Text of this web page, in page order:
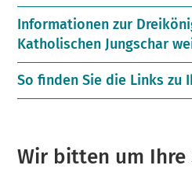
Informationen zur
Katholischen Jungschar
So finden Sie die Links zu
Wir bitten um Ihre